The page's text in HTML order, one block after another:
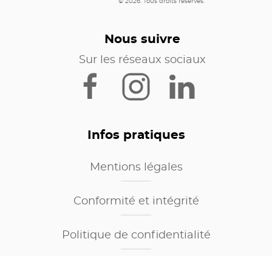
© 2026. Tous droits réservés.
Nous suivre
Sur les réseaux sociaux
Infos pratiques
Mentions légales
Conformité et intégrité
Politique de confidentialité